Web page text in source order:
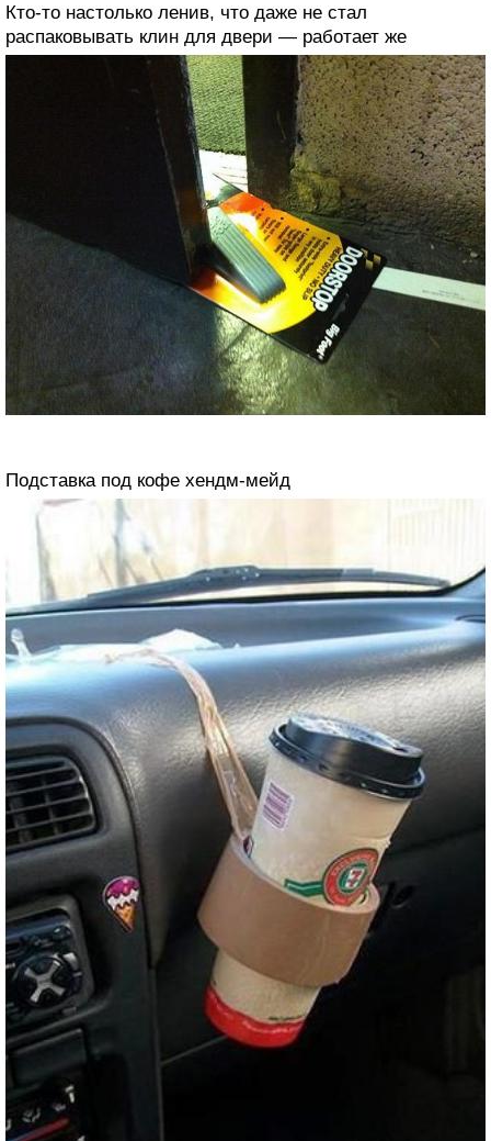
Кто-то настолько ленив, что даже не стал
распаковывать клин для двери — работает же
Подставка под кофе хендм-мейд